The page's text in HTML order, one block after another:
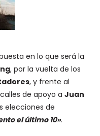
en lo que será la
, por la vuelta de los
, y frente al
de apoyo aJuan
elecciones de
el último 10».